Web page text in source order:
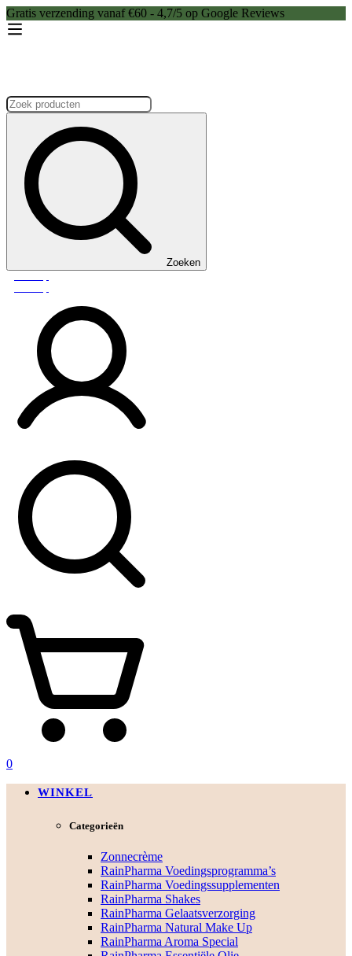
Gratis verzending vanaf €60 - 4,7/5 op Google Reviews
Zoeken:
Zoeken
0
WINKEL
Categorieën
Zonnecrème
RainPharma Voedingsprogramma’s
RainPharma Voedingssupplementen
RainPharma Shakes
RainPharma Gelaatsverzorging
RainPharma Natural Make Up
RainPharma Aroma Special